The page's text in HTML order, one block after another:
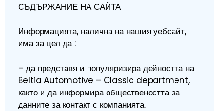
СЪДЪРЖАНИЕ НА САЙТА
Информацията, налична на нашия уебсайт,
има за цел да :
– да представя и популяризира дейността на
Beltia Automotive – Classic department,
както и да информира обществеността за
данните за контакт с компанията.